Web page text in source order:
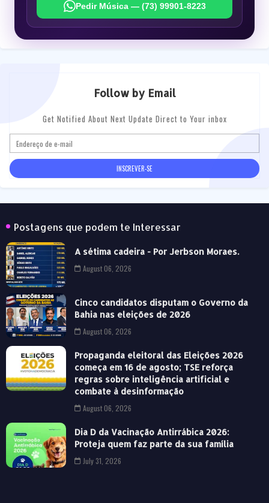
Pedir Música — (73) 99901-8223
Follow by Email
Get Notified About Next Update Direct to Your inbox
Postagens que podem te Interessar
A sétima cadeira - Por Jerbson Moraes.
August 06, 2026
Cinco candidatos disputam o Governo da
Bahia nas eleições de 2026
August 06, 2026
Propaganda eleitoral das Eleições 2026
começa em 16 de agosto; TSE reforça
regras sobre inteligência artificial e
combate à desinformação
August 06, 2026
Dia D da Vacinação Antirrábica 2026:
Proteja quem faz parte da sua família
July 31, 2026